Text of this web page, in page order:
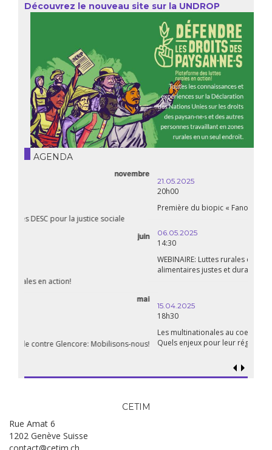
Découvrez le nouveau site sur la UNDROP
AGENDA
WEBINAIRE: Luttes rurales en action. Pour des systèmes
Les multinationales au coeur d’un nouvel âge de l’impérialisme.
Quels enjeux pour leur régulation ?
CETIM
Rue Amat 6
1202 Genève Suisse
contact@cetim.ch